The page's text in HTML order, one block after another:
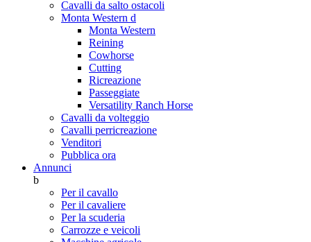
Cavalli da salto ostacoli
Monta Western d
Monta Western
Reining
Cowhorse
Cutting
Ricreazione
Passeggiate
Versatility Ranch Horse
Cavalli da volteggio
Cavalli perricreazione
Venditori
Pubblica ora
Annunci
b
Per il cavallo
Per il cavaliere
Per la scuderia
Carrozze e veicoli